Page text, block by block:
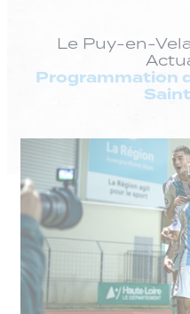
Le Puy-en-
Programmation